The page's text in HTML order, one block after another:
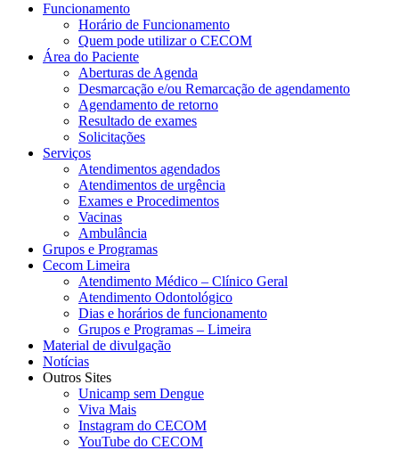
Funcionamento
Horário de Funcionamento
Quem pode utilizar o CECOM
Área do Paciente
Aberturas de Agenda
Desmarcação e/ou Remarcação de agendamento
Agendamento de retorno
Resultado de exames
Solicitações
Serviços
Atendimentos agendados
Atendimentos de urgência
Exames e Procedimentos
Vacinas
Ambulância
Grupos e Programas
Cecom Limeira
Atendimento Médico – Clínico Geral
Atendimento Odontológico
Dias e horários de funcionamento
Grupos e Programas – Limeira
Material de divulgação
Notícias
Outros Sites
Unicamp sem Dengue
Viva Mais
Instagram do CECOM
YouTube do CECOM